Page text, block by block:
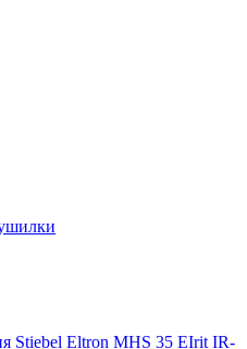
Stiebel Eltron MHS 35 EIrit IR-